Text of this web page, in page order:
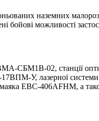
наземних
можливості
СБМ1В-02, станції
17ВПМ-У, лазерної
ЕВС-406АFНМ, а